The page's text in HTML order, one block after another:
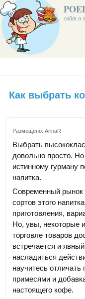
сайт о
Как выбрать
Размещено: ArinaR
Выбрать
довольно просто.
истинному гурману
напитка.
Современный рынок
сортов этого
приготовления,
Но, увы, некоторые
торговле товаров
встречается и
насладиться
научитесь отличать
примесями и
настоящего кофе.